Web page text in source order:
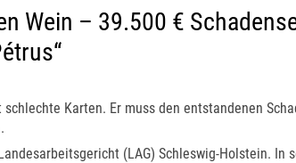
Wein – 39.500 €
Karten. Er muss den entstandenen
(LAG) Schleswig-Holstein. In